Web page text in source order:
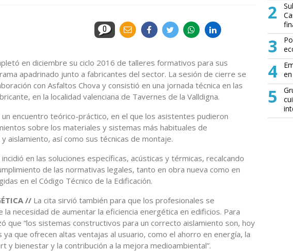
0
en diciembre su ciclo 2016 de talleres formativos para sus
apadrinado junto a fabricantes del sector. La sesión de cierre se
con Asfaltos Chova y consistió en una jornada técnica en las
en la localidad valenciana de Tavernes de la Valldigna.
un encuentro teórico-práctico, en el que los asistentes pudieron
sobre los materiales y sistemas más habituales de
aislamiento, así como sus técnicas de montaje.
en las soluciones específicas, acústicas y térmicas, recalcando
de las normativas legales, tanto en obra nueva como en
en el Código Técnico de la Edificación.
// La cita sirvió también para que los profesionales se
la necesidad de aumentar la eficiencia energética en edificios. Para
que “los sistemas constructivos para un correcto aislamiento son, hoy
ya que ofrecen altas ventajas al usuario, como el ahorro en energía, la
y bienestar y la contribución a la mejora medioambiental”.
2
3
4
5